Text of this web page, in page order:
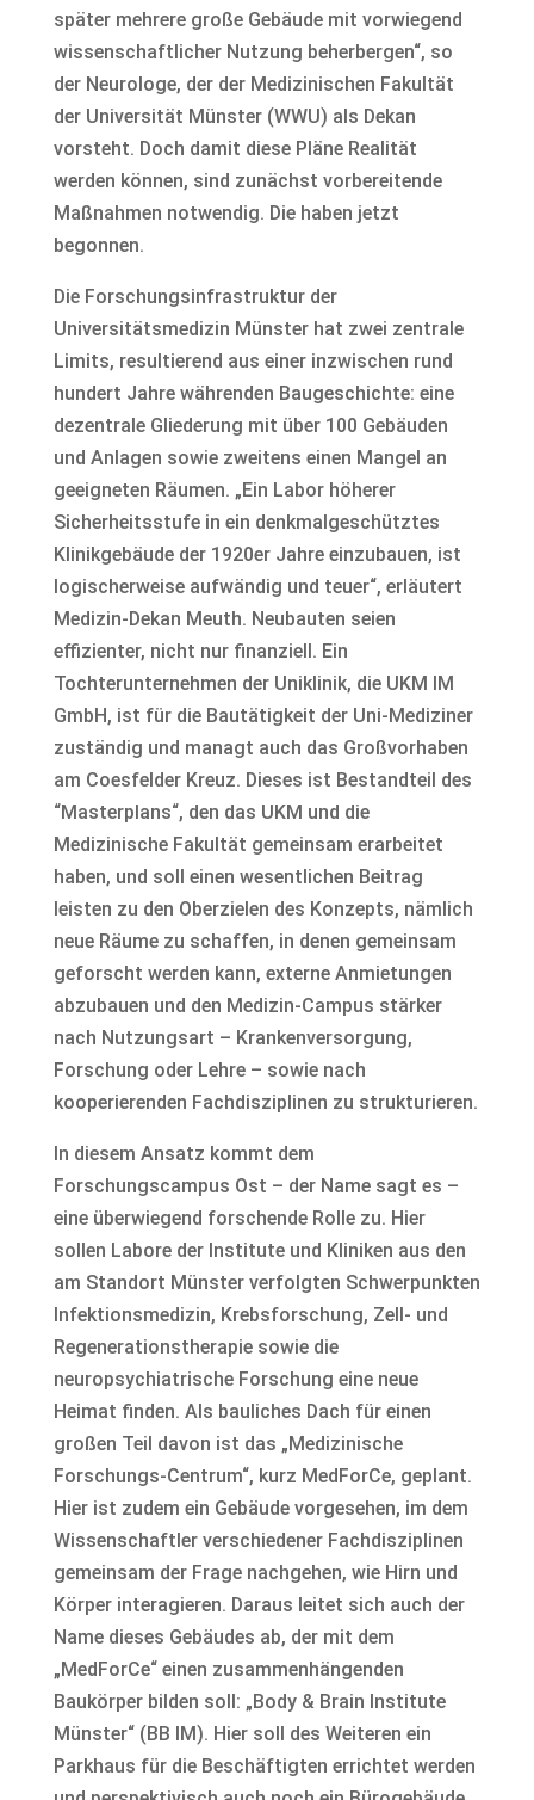
später mehrere große Gebäude mit vorwiegend
wissenschaftlicher Nutzung beherbergen“, so
der Neurologe, der der Medizinischen Fakultät
der Universität Münster (WWU) als Dekan
vorsteht. Doch damit diese Pläne Realität
werden können, sind zunächst vorbereitende
Maßnahmen notwendig. Die haben jetzt
begonnen.
Die Forschungsinfrastruktur der
Universitätsmedizin Münster hat zwei zentrale
Limits, resultierend aus einer inzwischen rund
hundert Jahre währenden Baugeschichte: eine
dezentrale Gliederung mit über 100 Gebäuden
und Anlagen sowie zweitens einen Mangel an
geeigneten Räumen. „Ein Labor höherer
Sicherheitsstufe in ein denkmalgeschütztes
Klinikgebäude der 1920er Jahre einzubauen, ist
logischerweise aufwändig und teuer“, erläutert
Medizin-Dekan Meuth. Neubauten seien
effizienter, nicht nur finanziell. Ein
Tochterunternehmen der Uniklinik, die UKM IM
GmbH, ist für die Bautätigkeit der Uni-Mediziner
zuständig und managt auch das Großvorhaben
am Coesfelder Kreuz. Dieses ist Bestandteil des
“Masterplans“, den das UKM und die
Medizinische Fakultät gemeinsam erarbeitet
haben, und soll einen wesentlichen Beitrag
leisten zu den Oberzielen des Konzepts, nämlich
neue Räume zu schaffen, in denen gemeinsam
geforscht werden kann, externe Anmietungen
abzubauen und den Medizin-Campus stärker
nach Nutzungsart – Krankenversorgung,
Forschung oder Lehre – sowie nach
kooperierenden Fachdisziplinen zu strukturieren.
In diesem Ansatz kommt dem
Forschungscampus Ost – der Name sagt es –
eine überwiegend forschende Rolle zu. Hier
sollen Labore der Institute und Kliniken aus den
am Standort Münster verfolgten Schwerpunkten
Infektionsmedizin, Krebsforschung, Zell- und
Regenerationstherapie sowie die
neuropsychiatrische Forschung eine neue
Heimat finden. Als bauliches Dach für einen
großen Teil davon ist das „Medizinische
Forschungs-Centrum“, kurz MedForCe, geplant.
Hier ist zudem ein Gebäude vorgesehen, im dem
Wissenschaftler verschiedener Fachdisziplinen
gemeinsam der Frage nachgehen, wie Hirn und
Körper interagieren. Daraus leitet sich auch der
Name dieses Gebäudes ab, der mit dem
„MedForCe“ einen zusammenhängenden
Baukörper bilden soll: „Body & Brain Institute
Münster“ (BB IM). Hier soll des Weiteren ein
Parkhaus für die Beschäftigten errichtet werden